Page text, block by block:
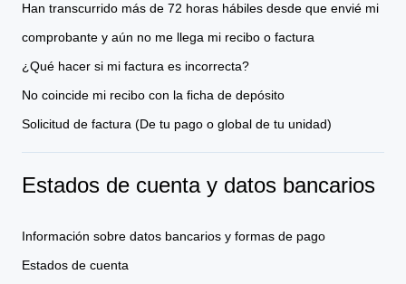
Han transcurrido más de 72 horas hábiles desde que envié mi
comprobante y aún no me llega mi recibo o factura
¿Qué hacer si mi factura es incorrecta?
No coincide mi recibo con la ficha de depósito
Solicitud de factura (De tu pago o global de tu unidad)
Estados de cuenta y datos bancarios
Información sobre datos bancarios y formas de pago
Estados de cuenta